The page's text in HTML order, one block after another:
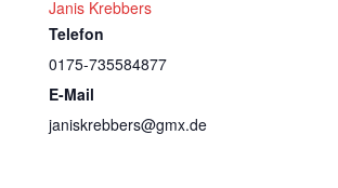
Janis Krebbers
Telefon
0175-735584877
E-Mail
janiskrebbers@gmx.de